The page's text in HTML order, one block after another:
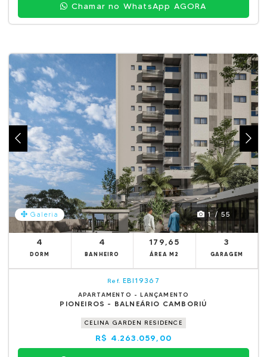
Chamar no WhatsApp AGORA
Galeria 1 / 55
4
DORM
4
BANHEIRO
179,65
ÁREA M2
3
GARAGEM
Ref. EBI19367
APARTAMENTO - LANÇAMENTO
PIONEIROS - BALNEÁRIO CAMBORIÚ
CELINA GARDEN RESIDENCE
R$ 4.263.059,00